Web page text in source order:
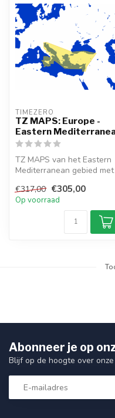
TIMEZERO
TZ MAPS: Europe -
Eastern
TZ MAPS van het Eastern
Mediterranean gebied met
gedetailleerde ...
€317,00 €305,00
Op voorraad
Abonneer je op
Blijf op de hoogte over